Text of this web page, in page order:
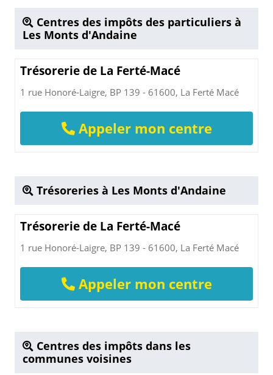
Centres des impôts des particuliers à
Les Monts d'Andaine
Trésorerie de La Ferté-Macé
1 rue Honoré-Laigre, BP 139 - 61600, La Ferté Macé
Appeler mon centre
Trésoreries à Les Monts d'Andaine
Trésorerie de La Ferté-Macé
1 rue Honoré-Laigre, BP 139 - 61600, La Ferté Macé
Appeler mon centre
Centres des impôts dans les
communes voisines